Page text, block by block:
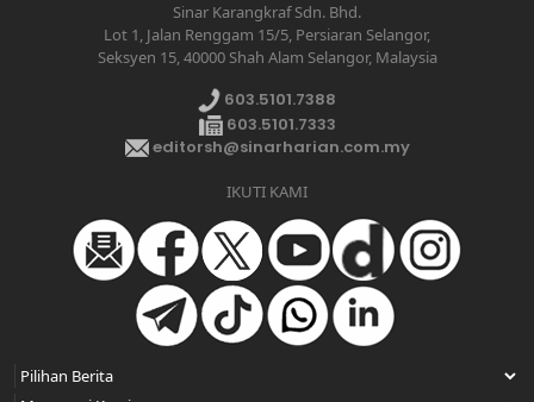
Sinar Karangkraf Sdn. Bhd.
Lot 1, Jalan Renggam 15/5, Persiaran Selangor,
Seksyen 15, 40000 Shah Alam Selangor, Malaysia
603.5101.7388
603.5101.7333
editorsh@sinarharian.com.my
IKUTI KAMI